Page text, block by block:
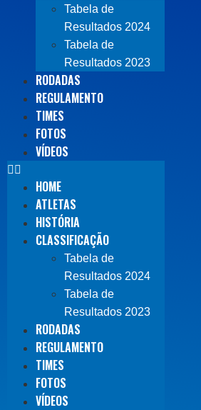
Tabela de
Resultados 2024
Tabela de
Resultados 2023
RODADAS
REGULAMENTO
TIMES
FOTOS
VÍDEOS
HOME
ATLETAS
HISTÓRIA
CLASSIFICAÇÃO
Tabela de
Resultados 2024
Tabela de
Resultados 2023
RODADAS
REGULAMENTO
TIMES
FOTOS
VÍDEOS